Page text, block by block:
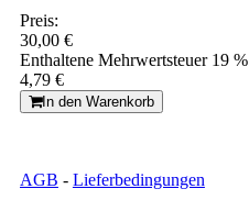
Preis:
30,00 €
Enthaltene Mehrwertsteuer 19 %
4,79 €
In den Warenkorb
AGB - Lieferbedingungen